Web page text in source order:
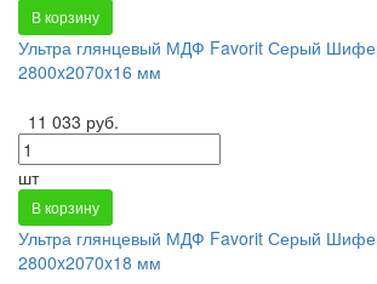
В корзину
Ультра глянцевый МДФ Favorit Серый
2800x2070x16 мм
11 033 руб.
шт
В корзину
Ультра глянцевый МДФ Favorit Серый
2800x2070x18 мм